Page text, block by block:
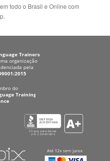
fornecendo cursos de